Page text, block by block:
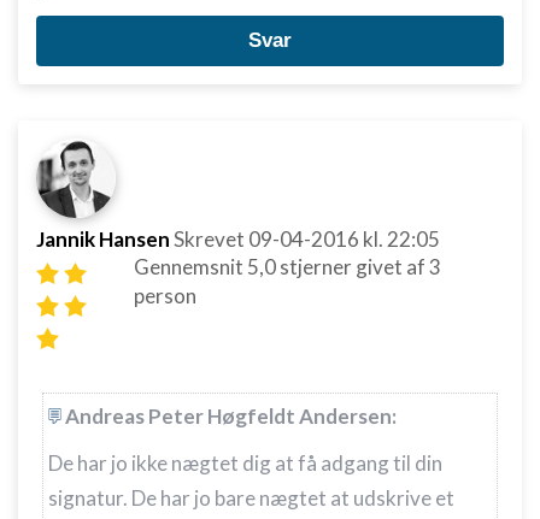
Svar
Jannik HansenSkrevet 09-04-2016 kl. 22:05
Gennemsnit 5,0stjerner givet af3
person
Andreas Peter Høgfeldt Andersen:
De har jo ikke nægtet dig at få adgang til din
signatur. De har jo bare nægtet at udskrive et